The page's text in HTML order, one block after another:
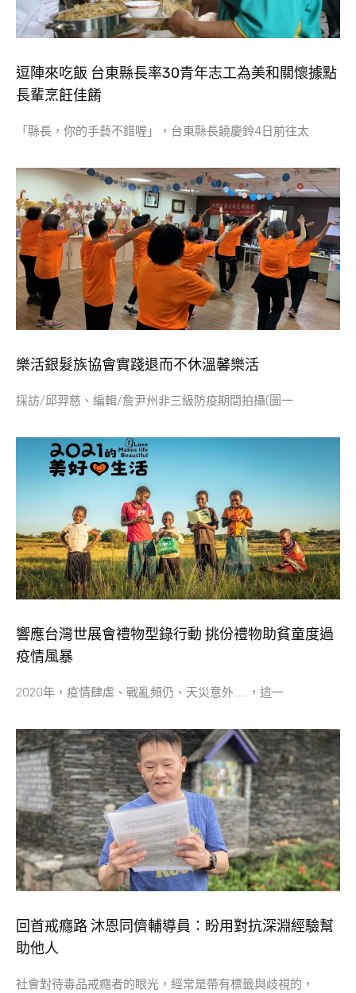
逗陣來吃飯 台東縣長率30青年志工為美和關懷據點
長輩烹飪佳餚
「縣長，你的手藝不錯喔」，台東縣長饒慶鈴4日前往太
樂活銀髮族協會實踐退而不休溫馨樂活
採訪/邱羿慈、編輯/詹尹州非三級防疫期間拍攝(圖一
響應台灣世展會禮物型錄行動 挑份禮物助貧童度過
疫情風暴
2020年，疫情肆虐、戰亂頻仍、天災意外……，這一
回首戒癮路 沐恩同儕輔導員：盼用對抗深淵經驗幫
助他人
社會對待毒品戒癮者的眼光，經常是帶有標籤與歧視的，